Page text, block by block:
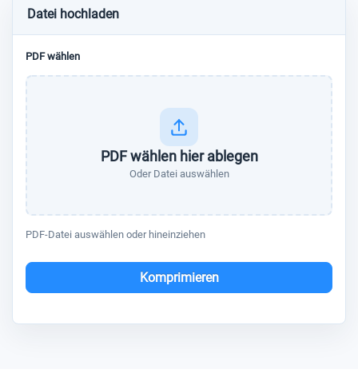
Datei hochladen
PDF wählen
PDF wählen hier ablegen
Oder Datei auswählen
PDF-Datei auswählen oder hineinziehen
Komprimieren